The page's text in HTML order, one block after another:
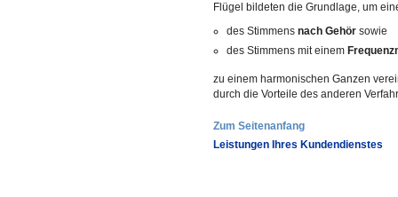
Flügel bildeten die Grundlage, um
des Stimmensnach Gehör sowie
des Stimmens mit einem
zu einem harmonischen Ganzen
durch die Vorteile des anderen
Zum Seitenanfang
Leistungen Ihres Kundendienstes